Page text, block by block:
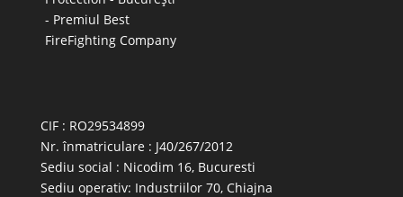
CIF : RO29534899
Nr. înmatriculare : J40/267/2012
Sediu social : Nicodim 16, Bucuresti
Sediu operativ: Industriilor 70, Chiajna